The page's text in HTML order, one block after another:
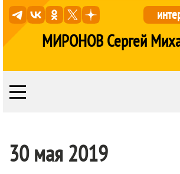
МИРОНОВ Сергей
30 мая 2019